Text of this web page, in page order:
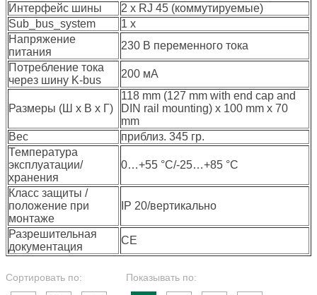
Интерфейс шины
2 x RJ 45 (коммутируемые)
Sub_bus_system
1 x
Напряжение
питания
230 В переменного тока
Потребление тока
через шину K-bus
200 мА
Размеры (Ш х В х Г)
118 mm (127 mm with end cap and
DIN rail mounting) x 100 mm x 70
mm
Вес
приблиз. 345 гр.
Температура
эксплуатации/
хранения
0…+55 °C/-25…+85 °C
Класс защиты /
положение при
монтаже
IP 20/вертикально
Разрешительная
документация
CE
Сортировать по: Показывать по: